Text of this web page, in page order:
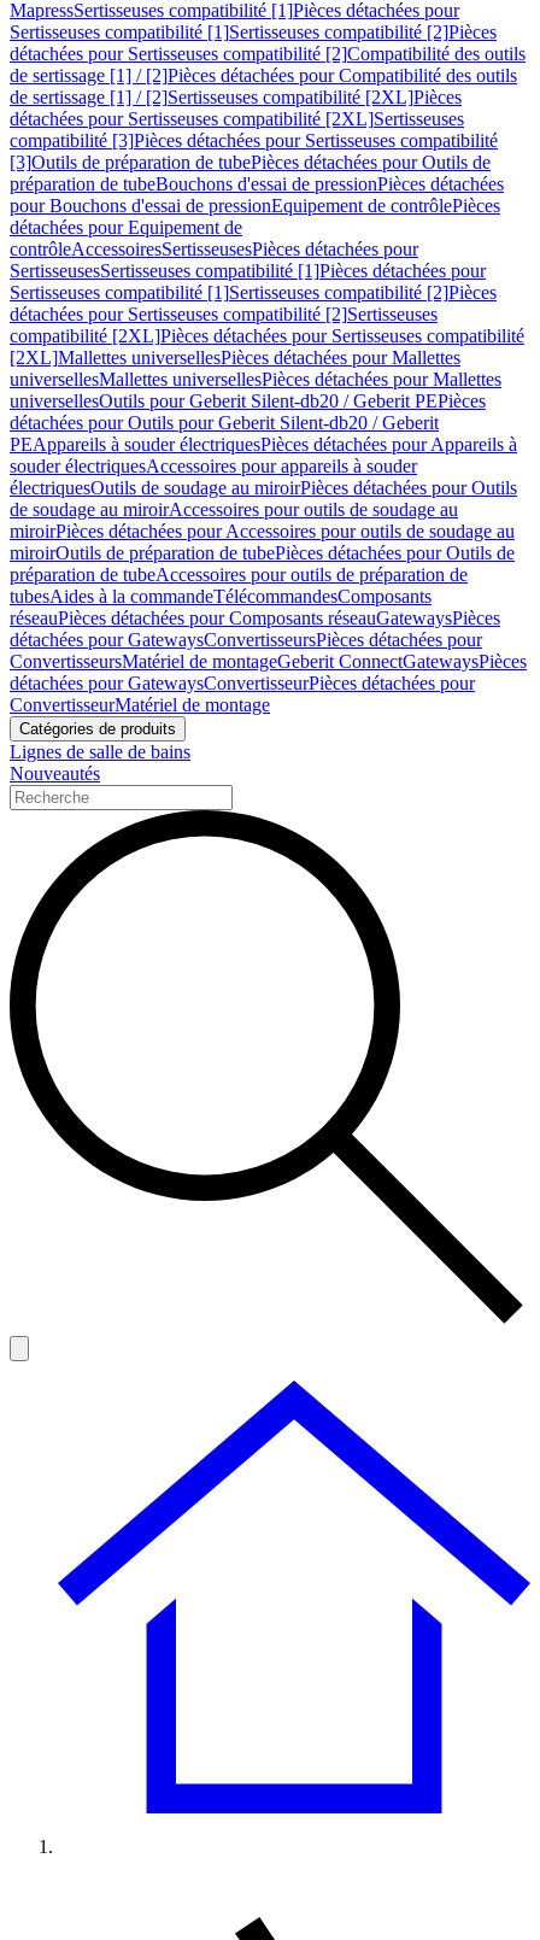
MapressSertisseuses compatibilité [1]Pièces détachées pour
Sertisseuses compatibilité [1]Sertisseuses compatibilité [2]Pièces
détachées pour Sertisseuses compatibilité [2]Compatibilité des outils
de sertissage [1] / [2]Pièces détachées pour Compatibilité des outils
de sertissage [1] / [2]Sertisseuses compatibilité [2XL]Pièces
détachées pour Sertisseuses compatibilité [2XL]Sertisseuses
compatibilité [3]Pièces détachées pour Sertisseuses compatibilité
[3]Outils de préparation de tubePièces détachées pour Outils de
préparation de tubeBouchons d'essai de pressionPièces détachées
pour Bouchons d'essai de pressionEquipement de contrôlePièces
détachées pour Equipement de
contrôleAccessoiresSertisseusesPièces détachées pour
SertisseusesSertisseuses compatibilité [1]Pièces détachées pour
Sertisseuses compatibilité [1]Sertisseuses compatibilité [2]Pièces
détachées pour Sertisseuses compatibilité [2]Sertisseuses
compatibilité [2XL]Pièces détachées pour Sertisseuses compatibilité
[2XL]Mallettes universellesPièces détachées pour Mallettes
universellesMallettes universellesPièces détachées pour Mallettes
universellesOutils pour Geberit Silent-db20 / Geberit PEPièces
détachées pour Outils pour Geberit Silent-db20 / Geberit
PEAppareils à souder électriquesPièces détachées pour Appareils à
souder électriquesAccessoires pour appareils à souder
électriquesOutils de soudage au miroirPièces détachées pour Outils
de soudage au miroirAccessoires pour outils de soudage au
miroirPièces détachées pour Accessoires pour outils de soudage au
miroirOutils de préparation de tubePièces détachées pour Outils de
préparation de tubeAccessoires pour outils de préparation de
tubesAides à la commandeTélécommandesComposants
réseauPièces détachées pour Composants réseauGatewaysPièces
détachées pour GatewaysConvertisseursPièces détachées pour
ConvertisseursMatériel de montageGeberit ConnectGatewaysPièces
détachées pour GatewaysConvertisseurPièces détachées pour
ConvertisseurMatériel de montage
Catégories de produits
Lignes de salle de bains
Nouveautés